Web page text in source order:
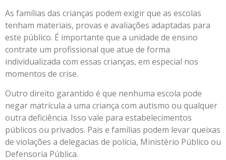
As famílias das crianças podem exigir que as escolas
tenham materiais, provas e avaliações adaptadas para
este público. É importante que a unidade de ensino
contrate um profissional que atue de forma
individualizada com essas crianças, em especial nos
momentos de crise.
Outro direito garantido é que nenhuma escola pode
negar matrícula a uma criança com autismo ou qualquer
outra deficiência. Isso vale para estabelecimentos
públicos ou privados. Pais e famílias podem levar queixas
de violações a delegacias de polícia, Ministério Público ou
Defensoria Pública.